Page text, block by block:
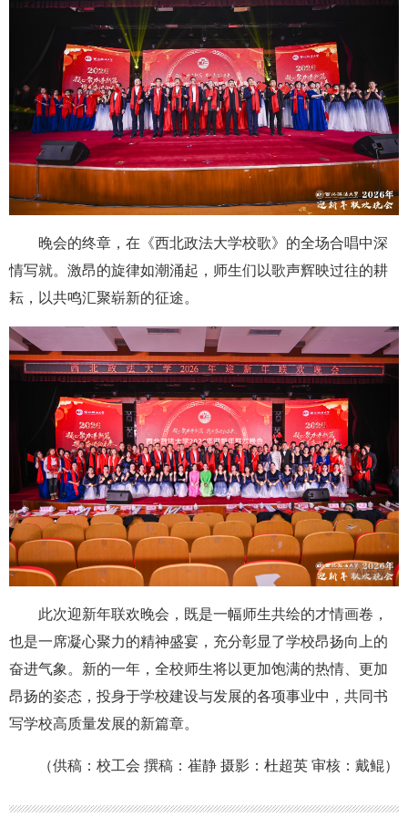
晚会的终章，在《西北政法大学校歌》的全场合唱中深
情写就。激昂的旋律如潮涌起，师生们以歌声辉映过往的耕
耘，以共鸣汇聚崭新的征途。
此次迎新年联欢晚会，既是一幅师生共绘的才情画卷，
也是一席凝心聚力的精神盛宴，充分彰显了学校昂扬向上的
奋进气象。新的一年，全校师生将以更加饱满的热情、更加
昂扬的姿态，投身于学校建设与发展的各项事业中，共同书
写学校高质量发展的新篇章。
（供稿：校工会 撰稿：崔静 摄影：杜超英 审核：戴鲲）